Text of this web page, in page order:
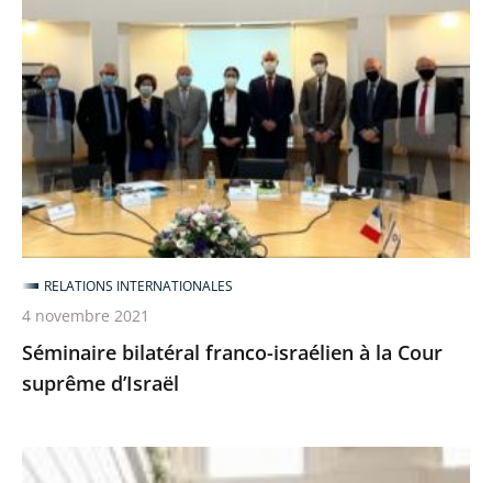
bilatéral
israélien
à
la
Cour
suprême
d’Israël
Séminaire bilatéral franco-israélien à la Cour
suprême d’Israël
RELATIONS INTERNATIONALES
4 novembre 2021
Séminaire